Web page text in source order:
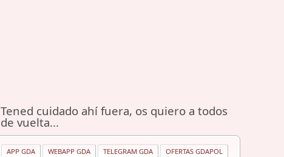
Tened cuidado ahí fuera, os quiero a todos
de vuelta...
APP GDA WEBAPP GDA TELEGRAM GDA OFERTAS GDAPOL